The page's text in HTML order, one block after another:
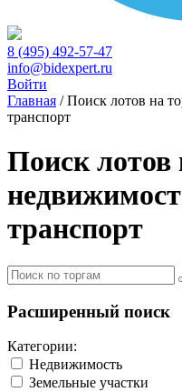
8 (495) 492-57-47
info@bidexpert.ru
Войти
Главная /Поиск лотов на
транспорт
Поиск лотов
транспорт
Расширенный поиск
Категории:
Недвижимость
Земельные участки